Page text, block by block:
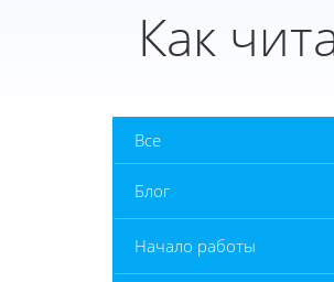
Как
Все
Блог
Начало работы